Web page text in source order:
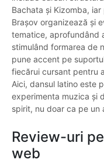
Bachata și Kizomba,
Brașov organizează și
tematice, aprofundând
stimulând formarea de
pune accent pe
fiecărui cursant pentru
Aici, dansul latino este
experimenta muzica și
spirit, nu doar ca pe un
Review-uri
web